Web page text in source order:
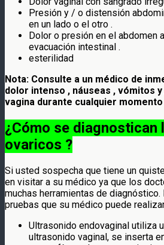
Presión y / o distensión
en un lado o el otro .
Dolor o presión en el abdomen
evacuación intestinal .
esterilidad
Nota: Consulte a un médico de
dolor intenso , náuseas , vómitos
vagina durante cualquier
¿Cómo se diagnostican
ovaricos ?
Si usted sospecha que tiene un
en visitar a su médico ya que los
muchas herramientas de diagnóstico.
pruebas que su médico puede
Ultrasonido endovaginal utiliza
ultrasonido vaginal, se inserta